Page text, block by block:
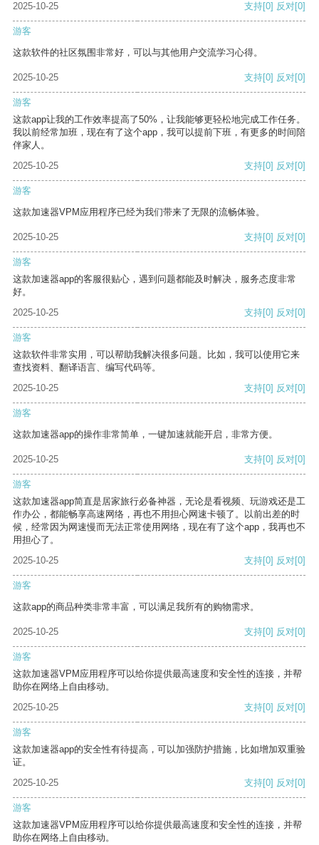
2025-10-25 支持[0] 反对[0]
游客
这款软件的社区氛围非常好，可以与其他用户交流学习心得。
2025-10-25 支持[0] 反对[0]
游客
这款app让我的工作效率提高了50%，让我能够更轻松地完成工作任务。
我以前经常加班，现在有了这个app，我可以提前下班，有更多的时间陪
伴家人。
2025-10-25
支持[0] 反对[0]
游客
这款加速器VPM应用程序已经为我们带来了无限的流畅体验。
2025-10-25 支持[0] 反对[0]
游客
这款加速器app的客服很贴心，遇到问题都能及时解决，服务态度非常
好。
2025-10-25
支持[0] 反对[0]
游客
这款软件非常实用，可以帮助我解决很多问题。比如，我可以使用它来
查找资料、翻译语言、编写代码等。
2025-10-25
支持[0] 反对[0]
游客
这款加速器app的操作非常简单，一键加速就能开启，非常方便。
2025-10-25 支持[0] 反对[0]
游客
这款加速器app简直是居家旅行必备神器，无论是看视频、玩游戏还是工
作办公，都能畅享高速网络，再也不用担心网速卡顿了。以前出差的时
候，经常因为网速慢而无法正常使用网络，现在有了这个app，我再也不
用担心了。
2025-10-25
支持[0] 反对[0]
游客
这款app的商品种类非常丰富，可以满足我所有的购物需求。
2025-10-25 支持[0] 反对[0]
游客
这款加速器VPM应用程序可以给你提供最高速度和安全性的连接，并帮
助你在网络上自由移动。
2025-10-25
支持[0] 反对[0]
游客
这款加速器app的安全性有待提高，可以加强防护措施，比如增加双重验
证。
2025-10-25
支持[0] 反对[0]
游客
这款加速器VPM应用程序可以给你提供最高速度和安全性的连接，并帮
助你在网络上自由移动。